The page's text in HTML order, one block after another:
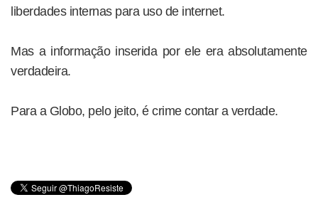
liberdades internas para uso de internet.
Mas a informação inserida por ele era absolutamente
verdadeira.
Para a Globo, pelo jeito, é crime contar a verdade.